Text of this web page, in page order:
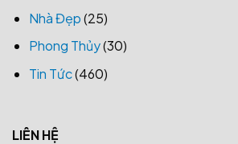
Nhà Đẹp(25)
Phong Thủy(30)
Tin Tức(460)
LIÊN HỆ